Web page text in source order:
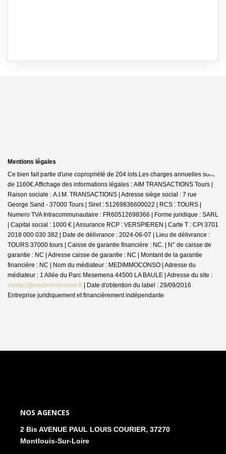
Mentions légales
Ce bien fait partie d'une copropriété de 204 lots.Les charges annuelles sont
de 1160€. Affichage des informations légales : AIM TRANSACTIONS Tours |
Raison sociale : A.I.M. TRANSACTIONS | Adresse siège social : 7 rue
George Sand - 37000 Tours | Siret : 51269836600022 | RCS : TOURS |
Numero TVA Intracommunautaire : FR60512698366 | Forme juridique : SARL
| Capital social : 1000 € | Assurance RCP : VERSPIEREN | Carte T : CPI 3701
2018 000 030 382 | Date de délivrance : 2024-06-07 | Lieu de délivrance :
TOURS 37000 tours | Caisse de garantie financière : NC. | N° de caisse de
garantie : NC | Adresse caisse de garantie : NC | Montant de la garantie
financière : NC | Nom du médiateur : MEDIMMOCONSO | Adresse du
médiateur : 1 Allée du Parc Mesemena 44500 LA BAULE | Adresse du site :
contact@medimmoconso.fr | Date d'obtention du label : 29/09/2016
Entreprise juridiquement et financièrement indépendante
NOS AGENCES
2 Bis AVENUE PAUL LOUIS COURIER, 37270
Montlouis-Sur-Loire